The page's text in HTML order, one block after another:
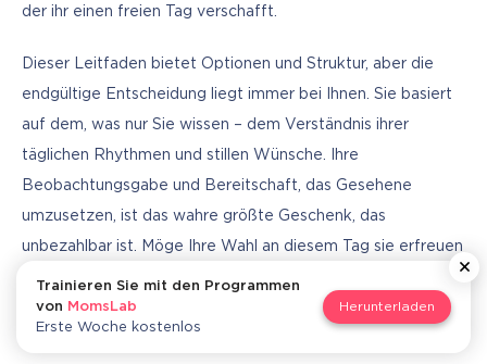
der ihr einen freien Tag verschafft.
Dieser Leitfaden bietet Optionen und Struktur, aber die
endgültige Entscheidung liegt immer bei Ihnen. Sie basiert
auf dem, was nur Sie wissen – dem Verständnis ihrer
täglichen Rhythmen und stillen Wünsche. Ihre
Beobachtungsgabe und Bereitschaft, das Gesehene
umzusetzen, ist das wahre größte Geschenk, das
unbezahlbar ist. Möge Ihre Wahl an diesem Tag sie erfreuen
und zeigen, wie wichtig sie Ihnen ist.
Trainieren Sie mit den Programmen
von
MomsLab
Erste Woche kostenlos
Herunterladen